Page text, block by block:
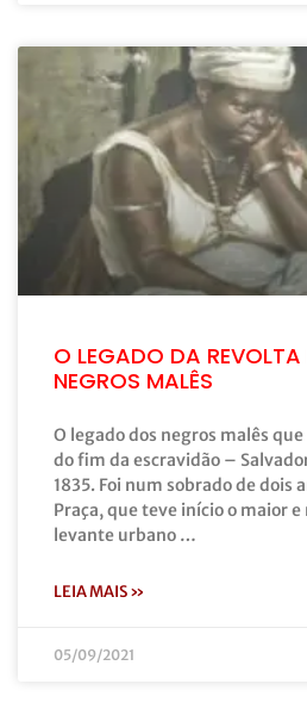
O LEGADO DA
NEGROS MALÊS
O legado dos negros malês
do fim da escravidão –
1835. Foi num sobrado de dois
Praça, que teve início o maior
levante urbano …
LEIA MAIS »
05/09/2021